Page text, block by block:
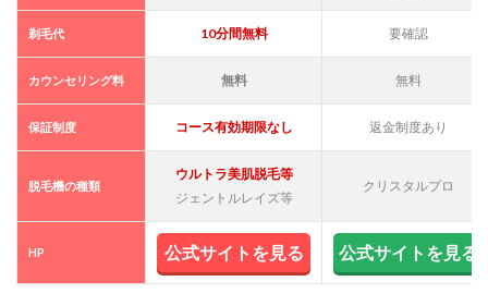
知院
への
方 と
さで
通後
免線
ンテ
ナル
前
剃毛代 10分間無料 要確認
カウンセリング料 無料 無料
保証制度 コース有効期限なし 返金制度あり
脱毛機の種類
ウルトラ美肌脱毛等
ジェントルレイズ等
クリスタルプロ
HP 公式サイトを見る 公式サイトを見る